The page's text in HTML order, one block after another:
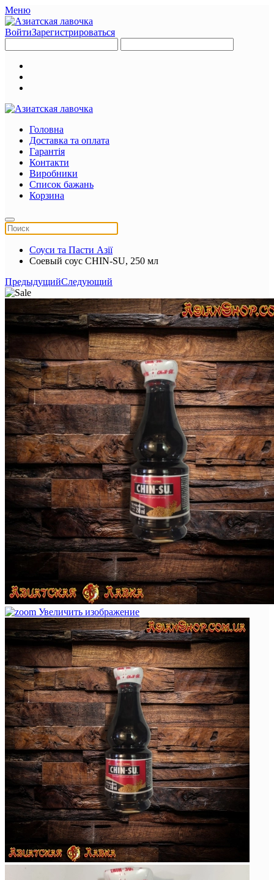
Меню
ВойтиЗарегистрироваться
Головна
Доставка та оплата
Гарантія
Контакти
Виробники
Список бажань
Корзина
Соуси та Пасти Азії
Соевый соус CHIN-SU, 250 мл
ПредыдущийСледующий
Увеличить изображение